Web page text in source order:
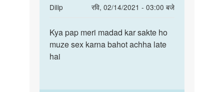
Dilip
रवि, 02/14/2021 - 03:00 बजे
to
Hello
Kya
pap
meri
Kya pap meri madad kar sakte ho
muze sex karna bahot achha late
hai